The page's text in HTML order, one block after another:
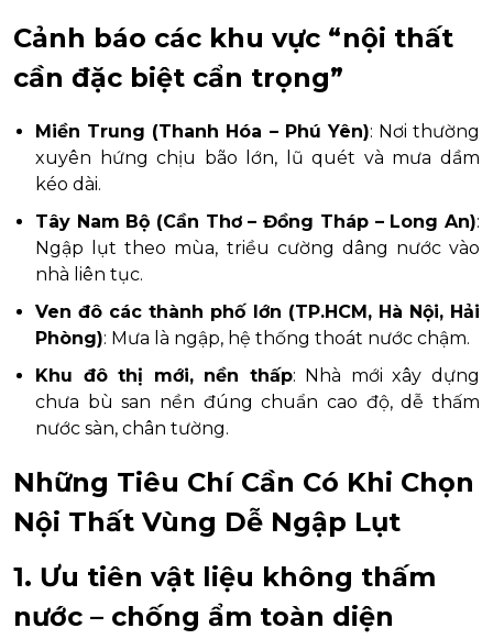
Cảnh báo các khu vực “nội thất
cần đặc biệt cẩn trọng”
Miền Trung (Thanh Hóa – Phú Yên): Nơi thường
xuyên hứng chịu bão lớn, lũ quét và mưa dầm
kéo dài.
Tây Nam Bộ (Cần Thơ – Đồng Tháp – Long An):
Ngập lụt theo mùa, triều cường dâng nước vào
nhà liên tục.
Ven đô các thành phố lớn (TP.HCM, Hà Nội, Hải
Phòng): Mưa là ngập, hệ thống thoát nước chậm.
Khu đô thị mới, nền thấp: Nhà mới xây dựng
chưa bù san nền đúng chuẩn cao độ, dễ thấm
nước sàn, chân tường.
Những Tiêu Chí Cần Có Khi Chọn
Nội Thất Vùng Dễ Ngập Lụt
1. Ưu tiên vật liệu không thấm
nước – chống ẩm toàn diện